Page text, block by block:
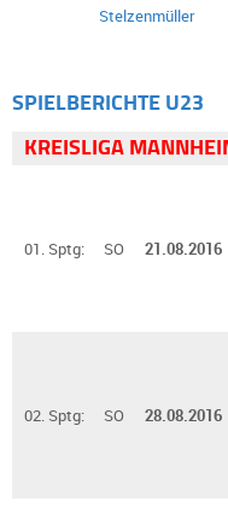
Stelzenmüller
SPIELBERICHTE U23
KREISLIGA
01. Sptg: SO 21.08.2016
02. Sptg: SO 28.08.2016